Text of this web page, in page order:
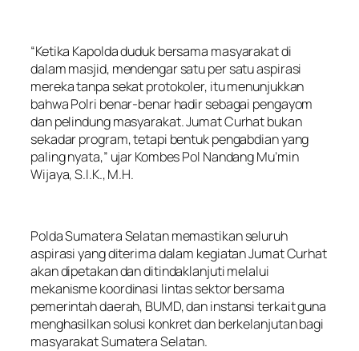
“Ketika Kapolda duduk bersama masyarakat di
dalam masjid, mendengar satu per satu aspirasi
mereka tanpa sekat protokoler, itu menunjukkan
bahwa Polri benar-benar hadir sebagai pengayom
dan pelindung masyarakat. Jumat Curhat bukan
sekadar program, tetapi bentuk pengabdian yang
paling nyata,” ujar Kombes Pol Nandang Mu’min
Wijaya, S.I.K., M.H.
Polda Sumatera Selatan memastikan seluruh
aspirasi yang diterima dalam kegiatan Jumat Curhat
akan dipetakan dan ditindaklanjuti melalui
mekanisme koordinasi lintas sektor bersama
pemerintah daerah, BUMD, dan instansi terkait guna
menghasilkan solusi konkret dan berkelanjutan bagi
masyarakat Sumatera Selatan.